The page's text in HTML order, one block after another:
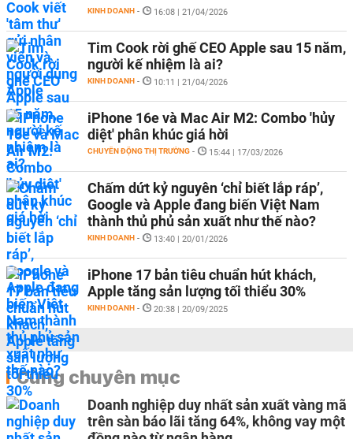
KINH DOANH - 16:08 | 21/04/2026
Tim Cook rời ghế CEO Apple sau 15 năm,
người kế nhiệm là ai?
KINH DOANH - 10:11 | 21/04/2026
iPhone 16e và Mac Air M2: Combo 'hủy
diệt' phân khúc giá hời
CHUYỂN ĐỘNG THỊ TRƯỜNG - 15:44 | 17/03/2026
Chấm dứt kỷ nguyên ‘chỉ biết lắp ráp’,
Google và Apple đang biến Việt Nam
thành thủ phủ sản xuất như thế nào?
KINH DOANH - 13:40 | 20/01/2026
iPhone 17 bản tiêu chuẩn hút khách,
Apple tăng sản lượng tối thiểu 30%
KINH DOANH - 20:38 | 20/09/2025
Cùng chuyên mục
Doanh nghiệp duy nhất sản xuất vàng mã
trên sàn báo lãi tăng 64%, không vay một